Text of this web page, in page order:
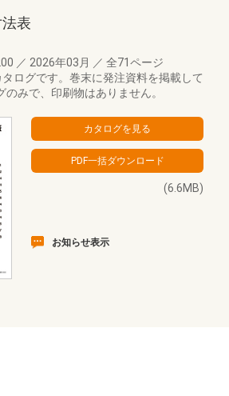
表
／ 2026年03月 ／ 全71ページ
ログです。巻末に発注資料を掲載して
みで、印刷物はありません。
(6.6MB)
お知らせ表示